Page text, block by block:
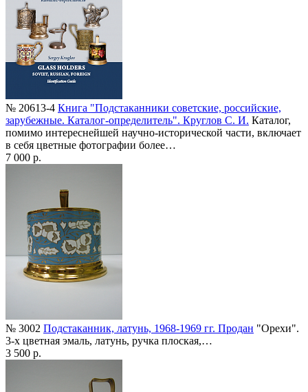
№ 20613-4 Книга "Подстаканники советские, российские,
зарубежные. Каталог-определитель". Круглов С. И. Каталог,
помимо интереснейшей научно-исторической части, включает
в себя цветные фотографии более…
7 000 р.
№ 3002 Подстаканник, латунь, 1968-1969 гг. Продан "Орехи".
3-х цветная эмаль, латунь, ручка плоская,…
3 500 р.